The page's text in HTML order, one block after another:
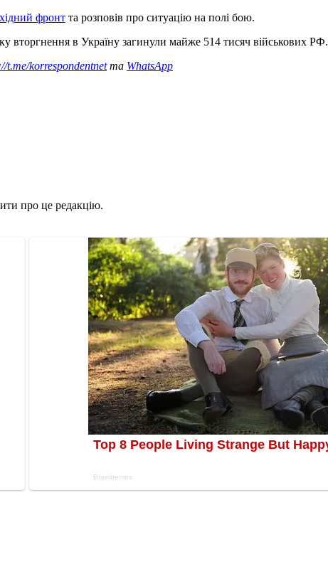
фронт та розповів про ситуацію на полі бою.
вторгнення в Україну загинули майже 514 тисяч військових РФ.
t.me/korrespondentnetта WhatsApp
про це редакцію.